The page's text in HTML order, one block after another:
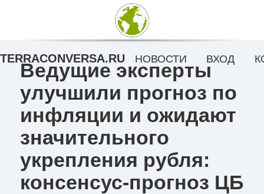
Ведущие эксперты
улучшили прогноз по
инфляции и ожидают
значительного
укрепления рубля:
консенсус-прогноз ЦБ
TERRACONVERSA.RU НОВОСТИ ВХОД